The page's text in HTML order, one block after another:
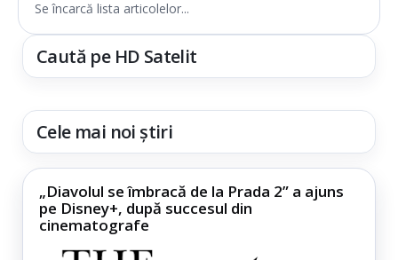
Se încarcă lista articolelor...
Caută pe HD Satelit
Cele mai noi știri
„Diavolul se îmbracă de la Prada 2” a ajuns
pe Disney+, după succesul din
cinematografe